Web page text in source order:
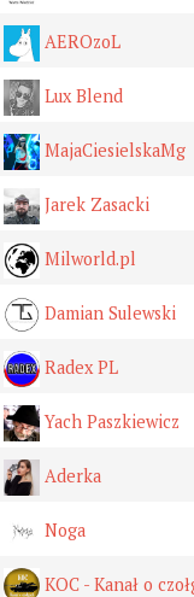
AEROzoL
Lux Blend
MajaCiesielskaMg
Jarek Zasacki
Milworld.pl
Damian Sulewski
Radex PL
Yach Paszkiewicz
Aderka
Noga
KOC - Kanał o